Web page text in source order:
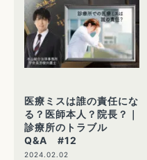
医療ミスは誰の責任にな
る？医師本人？院長？｜
診療所のトラブル
Q&A #12
2024.02.02